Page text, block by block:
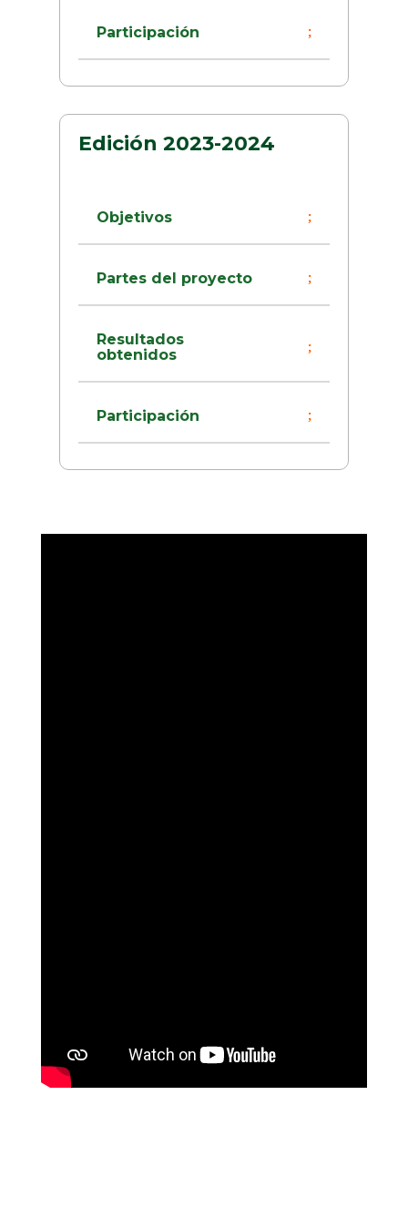
Participación
Edición 2023-2024
Objetivos
Partes del proyecto
Resultados
obtenidos
Participación